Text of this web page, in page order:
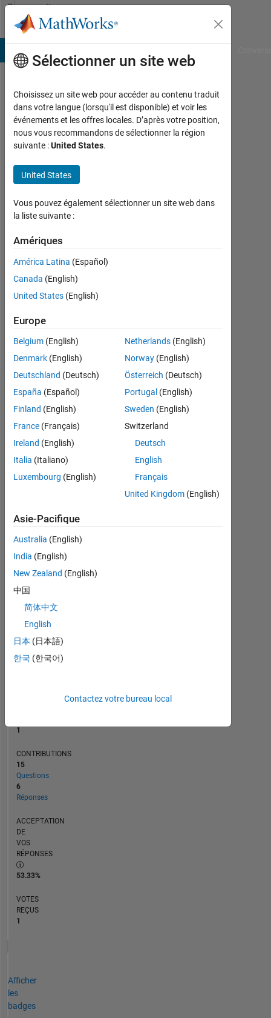
Passer au contenu
Community
Profile
roberto
Last
seen:
5
mois
il y a
Actif
depuis
0
Following:
Follow
Tableau de bord
MATLAB Answers
CONTRIBUTIONS 10
0
6
8
14
RANG
771
1
CONTRIBUTIONS
15
Questions
6
Réponses
ACCEPTATION
DE
VOS
RÉPONSES
53.33%
VOTES
REÇUS
1
Afficher
les
badges
Sélectionner un site web
Choisissez un site web pour accéder au contenu traduit
dans votre langue (lorsqu'il est disponible) et voir les
événements et les offres locales. D’après votre position,
nous vous recommandons de sélectionner la région
suivante :United States.
United States
Vous pouvez également sélectionner un site web dans
la liste suivante :
Amériques
América Latina (Español)
Canada (English)
United States (English)
Europe
Belgium (English)
Denmark (English)
Deutschland (Deutsch)
España (Español)
Finland (English)
France (Français)
Ireland (English)
Italia (Italiano)
Luxembourg (English)
Netherlands(English)
Norway(English)
Österreich (Deutsch)
Portugal (English)
Sweden (English)
Switzerland
Deutsch
English
Français
United Kingdom(English)
Asie-Pacifique
Australia (English)
India (English)
New Zealand (English)
中国
简体中文
English
日本 (日本語)
한국 (한국어)
Contactez votre bureau local